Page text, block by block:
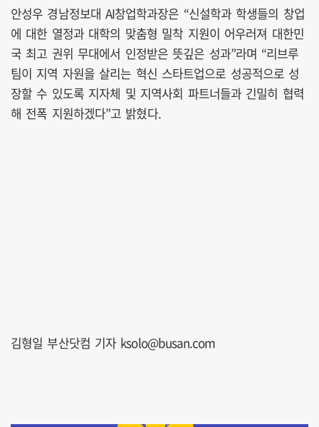
안성우 경남정보대 AI창업학과장은 “신설학과 학생들의 창업
에 대한 열정과 대학의 맞춤형 밀착 지원이 어우러져 대한민
국 최고 권위 무대에서 인정받은 뜻깊은 성과”라며 “리브루
팀이 지역 자원을 살리는 혁신 스타트업으로 성공적으로 성
장할 수 있도록 지자체 및 지역사회 파트너들과 긴밀히 협력
해 전폭 지원하겠다”고 밝혔다.
김형일 부산닷컴 기자 ksolo@busan.com